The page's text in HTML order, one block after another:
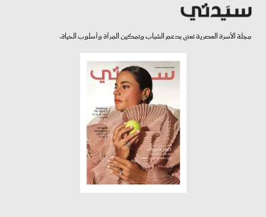
مجلة الأسرة العصرية تعنى بدعم الشباب وتمكين المرأة وأسلوب الحياة.